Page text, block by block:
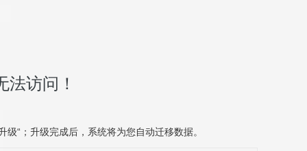
访问！
“；升级完成后，系统将为您自动迁移数据。